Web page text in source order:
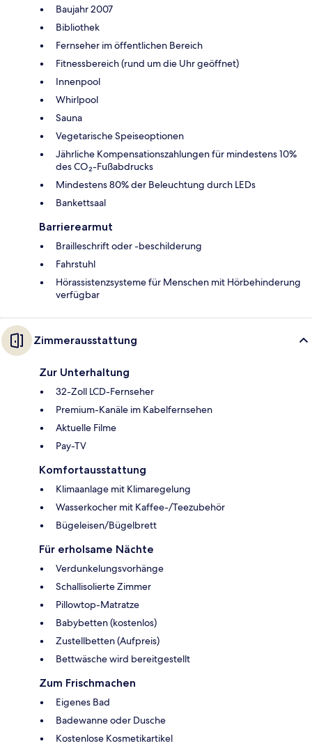
Baujahr 2007
Bibliothek
Fernseher im öffentlichen Bereich
Fitnessbereich (rund um die Uhr geöffnet)
Innenpool
Whirlpool
Sauna
Vegetarische Speiseoptionen
Jährliche Kompensationszahlungen für mindestens 10%
des CO₂-Fußabdrucks
Mindestens 80% der Beleuchtung durch LEDs
Bankettsaal
Barrierearmut
Brailleschrift oder -beschilderung
Fahrstuhl
Hörassistenzsysteme für Menschen mit Hörbehinderung
verfügbar
Zimmerausstattung
Zur Unterhaltung
32-Zoll LCD-Fernseher
Premium-Kanäle im Kabelfernsehen
Aktuelle Filme
Pay-TV
Komfortausstattung
Klimaanlage mit Klimaregelung
Wasserkocher mit Kaffee-/Teezubehör
Bügeleisen/Bügelbrett
Für erholsame Nächte
Verdunkelungsvorhänge
Schallisolierte Zimmer
Pillowtop-Matratze
Babybetten (kostenlos)
Zustellbetten (Aufpreis)
Bettwäsche wird bereitgestellt
Zum Frischmachen
Eigenes Bad
Badewanne oder Dusche
Kostenlose Kosmetikartikel